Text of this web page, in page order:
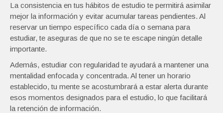
La consistencia en tus hábitos de estudio te permitirá asimilar
mejor la información y evitar acumular tareas pendientes. Al
reservar un tiempo específico cada día o semana para
estudiar, te aseguras de que no se te escape ningún detalle
importante.
Además, estudiar con regularidad te ayudará a mantener una
mentalidad enfocada y concentrada. Al tener un horario
establecido, tu mente se acostumbrará a estar alerta durante
esos momentos designados para el estudio, lo que facilitará
la retención de información.